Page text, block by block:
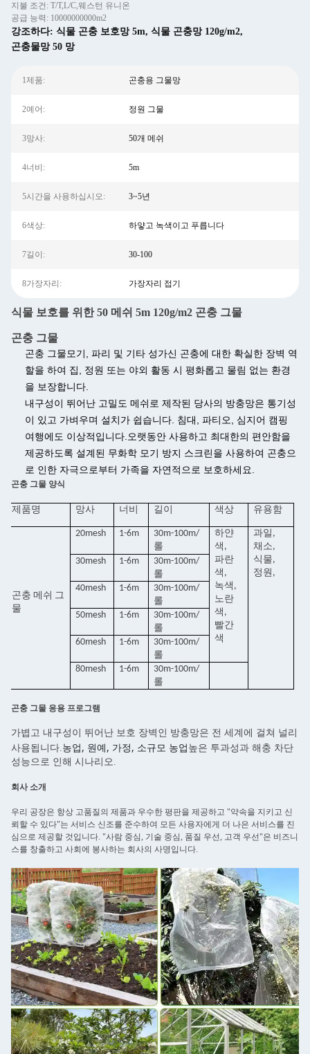
지불 조건: T/T,L/C,웨스턴 유니온
공급 능력: 10000000000m2
강조하다: 식물 곤충 보호망 5m, 식물 곤충망 120g/m2,
곤충물망 50 망
1제품: 곤충용 그물망
2예어: 정원 그물
3망사: 50개 메쉬
4너비: 5m
5시간을 사용하십시오: 3~5년
6색상: 하얗고 녹색이고 푸릅니다
7길이: 30-100
8가장자리: 가장자리 접기
식물 보호를 위한 50 메쉬 5m 120g/m2 곤충 그물
곤충 그물
곤충 그물모기, 파리 및 기타 성가신 곤충에 대한 확실한 장벽 역
할을 하여 집, 정원 또는 야외 활동 시 평화롭고 물림 없는 환경
을 보장합니다.
내구성이 뛰어난 고밀도 메쉬로 제작된 당사의 방충망은 통기성
이 있고 가벼우며 설치가 쉽습니다. 침대, 파티오, 심지어 캠핑
여행에도 이상적입니다. 오랫동안 사용하고 최대한의 편안함을
제공하도록 설계된 무화학 모기 방지 스크린을 사용하여 곤충으
로 인한 자극으로부터 가족을 자연적으로 보호하세요.
곤충 그물 양식
제품명 망사 너비 길이 색상 유용함
곤충 메쉬 그
물
20mesh 1-6m
30m-100m/
롤
하얀
색,
파란
색,
녹색,
노란
색,
빨간
색
과일,
채소,
식물,
정원,
30mesh 1-6m
30m-100m/
롤
40mesh
1-6m
30m-100m/
롤
50mesh
1-6m
30m-100m/
롤
60mesh
1-6m
30m-100m/
롤
80mesh
1-6m
30m-100m/
롤
곤충 그물 응용 프로그램
가볍고 내구성이 뛰어난 보호 장벽인 방충망은 전 세계에 걸쳐 널리
사용됩니다.농업, 원예, 가정, 소규모 농업 높은 투과성과 해충 차단
성능으로 인해 시나리오.
회사 소개
우리 공장은 항상 고품질의 제품과 우수한 평판을 제공하고 "약속을 지키고 신
뢰할 수 있다"는 서비스 신조를 준수하여 모든 사용자에게 더 나은 서비스를 진
심으로 제공할 것입니다. "사람 중심, 기술 중심, 품질 우선, 고객 우선"은 비즈니
스를 창출하고 사회에 봉사하는 회사의 사명입니다.